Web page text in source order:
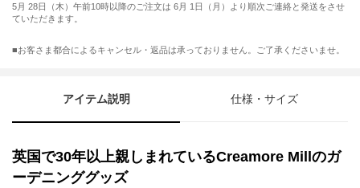
5月 28日（木）午前10時以降のご注文は 6月 1日（月）より順次ご連絡と発送をさせ
ていただきます。
■お客さま都合によるキャンセル・返品は承っておりません。ご了承くださいませ。
アイテム説明 仕様・サイズ
英国で30年以上親しまれているCreamore Millのガ
ーデニンググッズ